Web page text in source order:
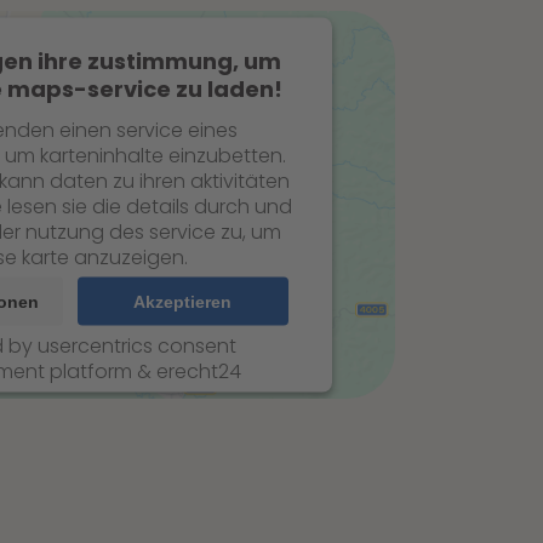
ihre zustimmung, um
maps-service zu laden!
einen service eines
karteninhalte einzubetten.
daten zu ihren aktivitäten
sie die details durch und
nutzung des service zu, um
karte anzuzeigen.
Akzeptieren
by usercentrics consent
platform & erecht24